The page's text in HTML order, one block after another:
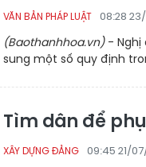
VĂN BẢN PHÁP LUẬT 08:28
(Baothanhhoa.vn)- Nghị
sung một số quy định
Tìm dân để
XÂY DỰNG ĐẢNG 09:45 21/